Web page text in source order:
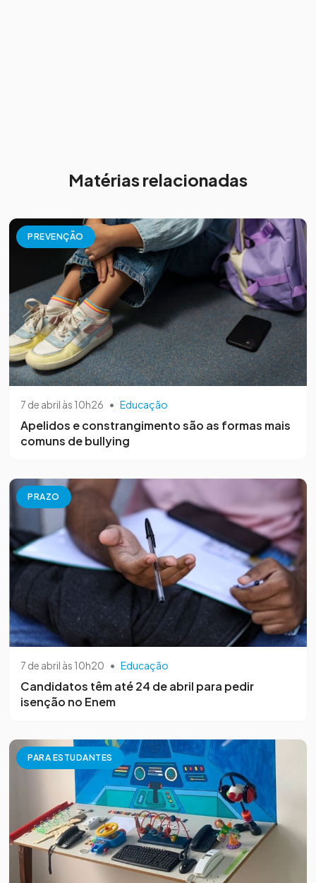
Matérias relacionadas
PREVENÇÃO
7 de abril às 10h26 • Educação
Apelidos e constrangimento são as formas mais
comuns de bullying
PRAZO
7 de abril às 10h20 • Educação
Candidatos têm até 24 de abril para pedir
isenção no Enem
PARA ESTUDANTES